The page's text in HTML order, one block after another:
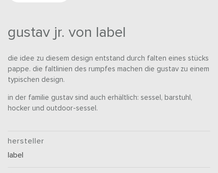
gustav jr. von label
die idee zu diesem design entstand durch falten eines stücks
pappe. die faltlinien des rumpfes machen die gustav zu einem
typischen design.
in der familie gustav sind auch erhältlich: sessel, barstuhl,
hocker und outdoor-sessel.
hersteller
label